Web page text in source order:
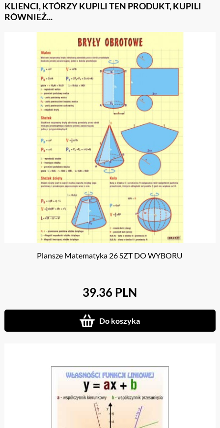
KLIENCI, KTÓRZY KUPILI TEN PRODUKT, KUPILI
RÓWNIEŻ...
Plansze Matematyka 26 SZT DO WYBORU
39.36 PLN
Do koszyka